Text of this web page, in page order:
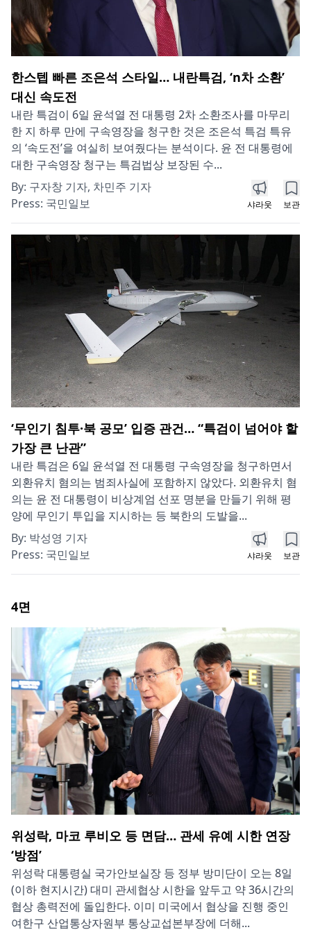
한스텝 빠른 조은석 스타일… 내란특검, ‘n차 소환’
대신 속도전
내란 특검이 6일 윤석열 전 대통령 2차 소환조사를 마무리
한 지 하루 만에 구속영장을 청구한 것은 조은석 특검 특유
의 ‘속도전’을 여실히 보여줬다는 분석이다. 윤 전 대통령에
대한 구속영장 청구는 특검법상 보장된 수...
By: 구자창 기자, 차민주 기자
Press: 국민일보 샤라웃 보관
‘무인기 침투·북 공모’ 입증 관건… “특검이 넘어야 할
가장 큰 난관”
내란 특검은 6일 윤석열 전 대통령 구속영장을 청구하면서
외환유치 혐의는 범죄사실에 포함하지 않았다. 외환유치 혐
의는 윤 전 대통령이 비상계엄 선포 명분을 만들기 위해 평
양에 무인기 투입을 지시하는 등 북한의 도발을...
By: 박성영 기자
Press: 국민일보 샤라웃 보관
4면
위성락, 마코 루비오 등 면담… 관세 유예 시한 연장
‘방점’
위성락 대통령실 국가안보실장 등 정부 방미단이 오는 8일
(이하 현지시간) 대미 관세협상 시한을 앞두고 약 36시간의
협상 총력전에 돌입한다. 이미 미국에서 협상을 진행 중인
여한구 산업통상자원부 통상교섭본부장에 더해...